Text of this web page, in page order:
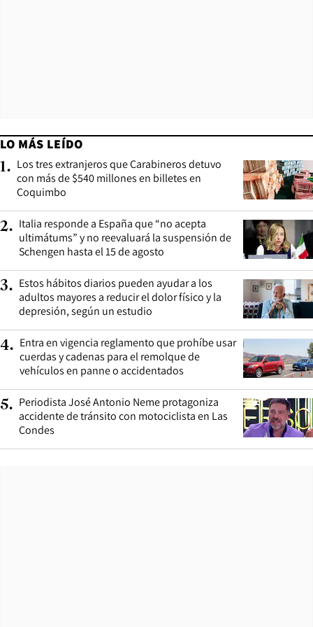
LO MÁS LEÍDO
1. Los tres extranjeros que Carabineros detuvo
con más de $540 millones en billetes en
Coquimbo
2. Italia responde a España que “no acepta
ultimátums” y no reevaluará la suspensión de
Schengen hasta el 15 de agosto
3. Estos hábitos diarios pueden ayudar a los
adultos mayores a reducir el dolor físico y la
depresión, según un estudio
4. Entra en vigencia reglamento que prohíbe usar
cuerdas y cadenas para el remolque de
vehículos en panne o accidentados
5. Periodista José Antonio Neme protagoniza
accidente de tránsito con motociclista en Las
Condes